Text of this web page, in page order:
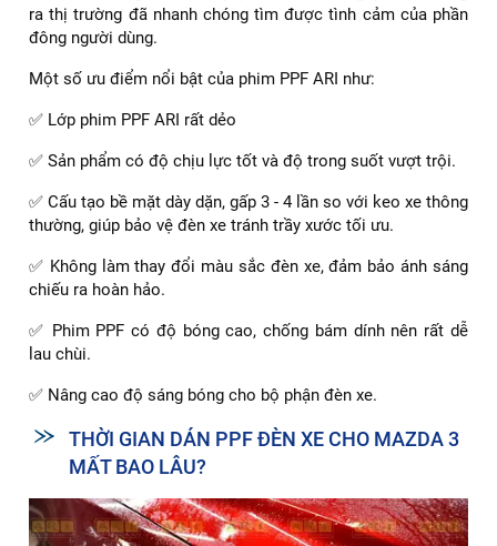
ra thị trường đã nhanh chóng tìm được tình cảm của phần
đông người dùng.
Một số ưu điểm nổi bật của phim PPF ARI như:
✅ Lớp phim PPF ARI rất dẻo
✅ Sản phẩm có độ chịu lực tốt và độ trong suốt vượt trội.
✅ Cấu tạo bề mặt dày dặn, gấp 3 - 4 lần so với keo xe thông
thường, giúp bảo vệ đèn xe tránh trầy xước tối ưu.
✅ Không làm thay đổi màu sắc đèn xe, đảm bảo ánh sáng
chiếu ra hoàn hảo.
✅ Phim PPF có độ bóng cao, chống bám dính nên rất dễ
lau chùi.
✅ Nâng cao độ sáng bóng cho bộ phận đèn xe.
THỜI GIAN DÁN PPF ĐÈN XE CHO MAZDA 3
MẤT BAO LÂU?